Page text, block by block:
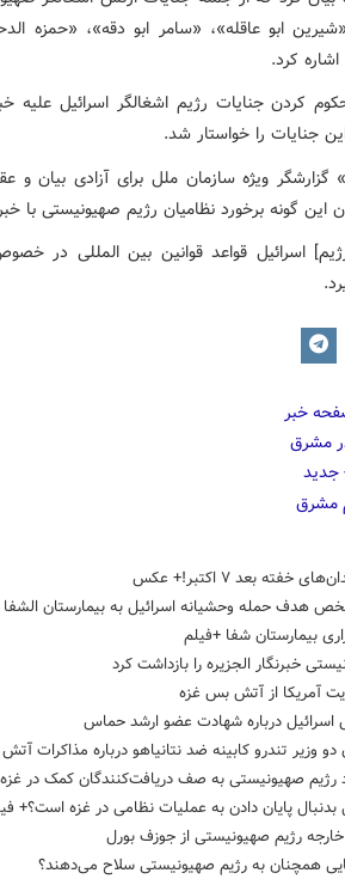
ابو عاقله»، «سامر ابو دقه»، «حمزه
کرد.
کردن جنایات رژیم اشغالگر اسرائیل علیه
جنایات را خواستار شد.
گزارشگر ویژه سازمان ملل برای آزادی بیان و
گونه برخورد نظامیان رژیم صهیونیستی با
اسرائیل قواعد قوانین بین المللی در
خفته بعد ۷ اکتبر!+ عکس
هدف حمله وحشیانه اسرائیل به بیمارستان الشفا
بیمارستان شفا +فیلم
خبرنگار الجزیره را بازداشت کرد
آمریکا از آتش بس غزه
اسرائیل درباره شهادت عضو ارشد حماس
وزیر تندرو کابینه ضد نتانیاهو درباره مذاکرات
رژیم صهیونیستی به صف دریافت‌کنندگان کمک در غزه
بدنبال پایان دادن به عملیات نظامی در غزه است؟+
خارجه رژیم صهیونیستی از جوزف بورل
همچنان به رژیم صهیونیستی سلاح می‌دهند؟